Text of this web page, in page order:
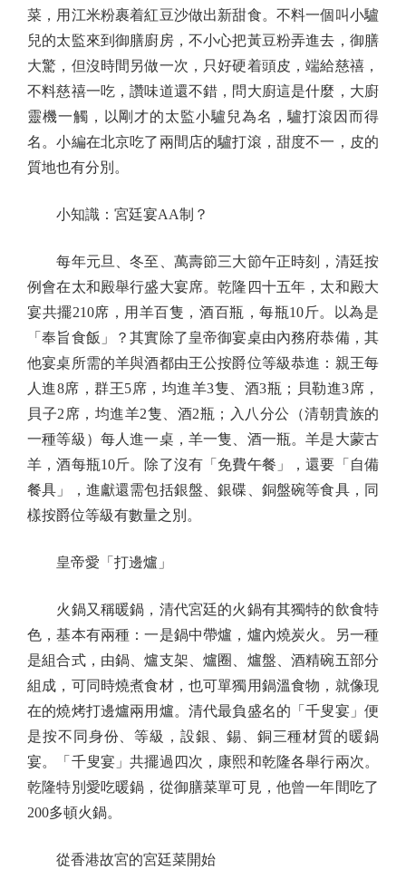
菜，用江米粉裹着紅豆沙做出新甜食。不料一個叫小驢
兒的太監來到御膳廚房，不小心把黃豆粉弄進去，御膳
大驚，但沒時間另做一次，只好硬着頭皮，端給慈禧，
不料慈禧一吃，讚味道還不錯，問大廚這是什麼，大廚
靈機一觸，以剛才的太監小驢兒為名，驢打滾因而得
名。小編在北京吃了兩間店的驢打滾，甜度不一，皮的
質地也有分別。
小知識：宮廷宴AA制？
每年元旦、冬至、萬壽節三大節午正時刻，清廷按
例會在太和殿舉行盛大宴席。乾隆四十五年，太和殿大
宴共擺210席，用羊百隻，酒百瓶，每瓶10斤。以為是
「奉旨食飯」？其實除了皇帝御宴桌由內務府恭備，其
他宴桌所需的羊與酒都由王公按爵位等級恭進：親王每
人進8席，群王5席，均進羊3隻、酒3瓶；貝勒進3席，
貝子2席，均進羊2隻、酒2瓶；入八分公（清朝貴族的
一種等級）每人進一桌，羊一隻、酒一瓶。羊是大蒙古
羊，酒每瓶10斤。除了沒有「免費午餐」，還要「自備
餐具」，進獻還需包括銀盤、銀碟、銅盤碗等食具，同
樣按爵位等級有數量之別。
皇帝愛「打邊爐」
火鍋又稱暖鍋，清代宮廷的火鍋有其獨特的飲食特
色，基本有兩種：一是鍋中帶爐，爐內燒炭火。另一種
是組合式，由鍋、爐支架、爐圈、爐盤、酒精碗五部分
組成，可同時燒煮食材，也可單獨用鍋溫食物，就像現
在的燒烤打邊爐兩用爐。清代最負盛名的「千叟宴」便
是按不同身份、等級，設銀、錫、銅三種材質的暖鍋
宴。「千叟宴」共擺過四次，康熙和乾隆各舉行兩次。
乾隆特別愛吃暖鍋，從御膳菜單可見，他曾一年間吃了
200多頓火鍋。
從香港故宮的宮廷菜開始